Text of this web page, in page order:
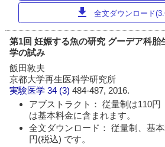
download 全文ダウンロード
第1回 妊娠する魚の研究 グーデア科胎
学の試み
飯田敦夫
京都大学再生医科学研究所
実験医学 34 (3)484-487, 2016.
アブストラクト： 従量制は110円
は基本料金に含まれます。
全文ダウンロード： 従量制、基
円(税込) です。